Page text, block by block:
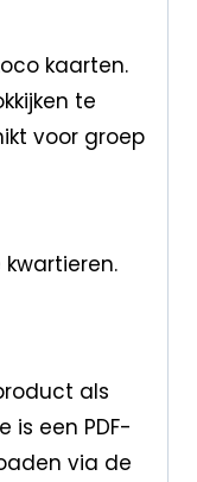
kaarten.
te
voor groep
als
is een PDF-
via de